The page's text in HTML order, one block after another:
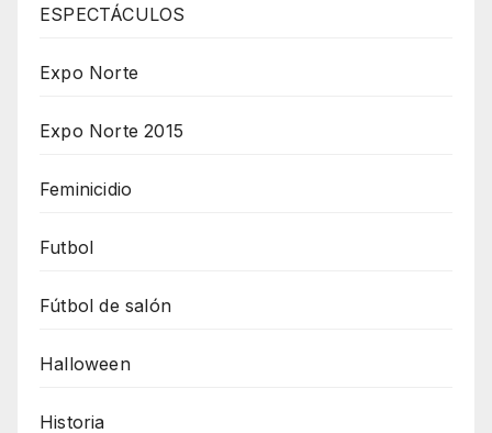
ESPECTÁCULOS
Expo Norte
Expo Norte 2015
Feminicidio
Futbol
Fútbol de salón
Halloween
Historia